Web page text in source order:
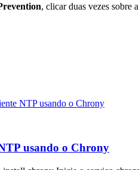
, clicar duas vezes sobre
NTP usando o Chrony
usando o Chrony